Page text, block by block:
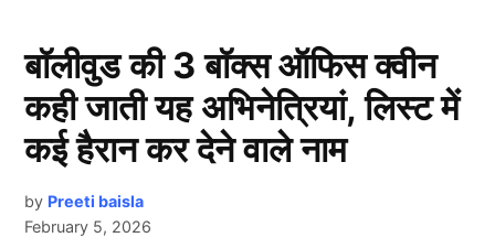
बॉलीवुड की 3 बॉक्स ऑफिस क्वीन
कही जाती यह अभिनेत्रियां, लिस्ट में
कई हैरान कर देने वाले नाम
by Preeti baisla
February 5, 2026